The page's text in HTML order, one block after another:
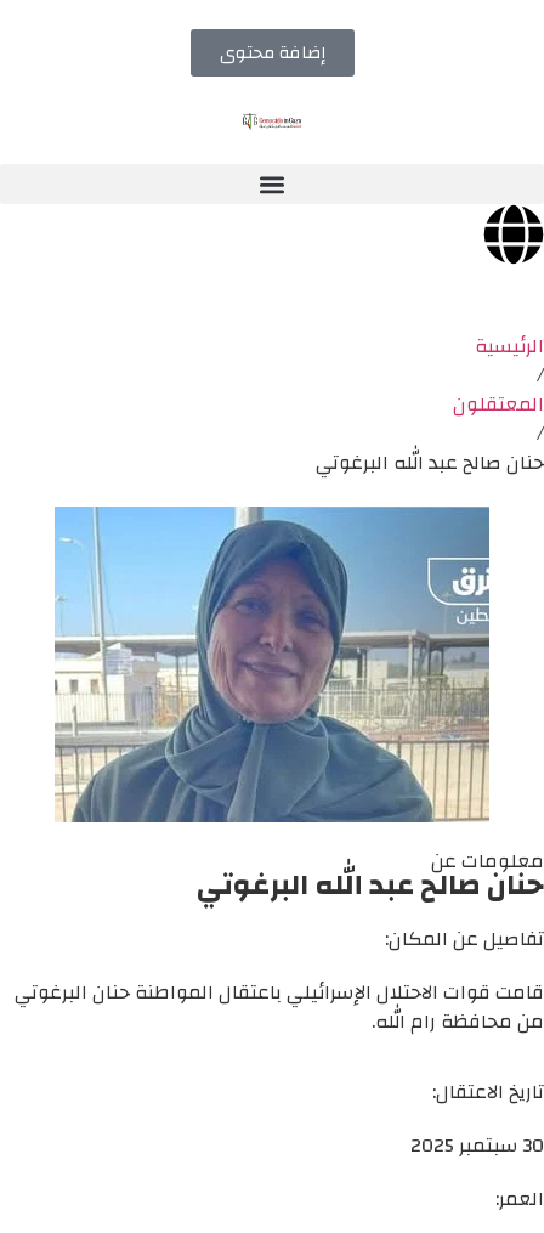
إضافة محتوى
الرئيسية
/
المعتقلون
/
حنان صالح عبد الله البرغوتي
معلومات عن
حنان صالح عبد الله البرغوتي
تفاصيل عن المكان:
قامت قوات الاحتلال الإسرائيلي باعتقال المواطنة حنان البرغوتي
من محافظة رام الله.
تاريخ الاعتقال:
30 سبتمبر 2025
العمر: